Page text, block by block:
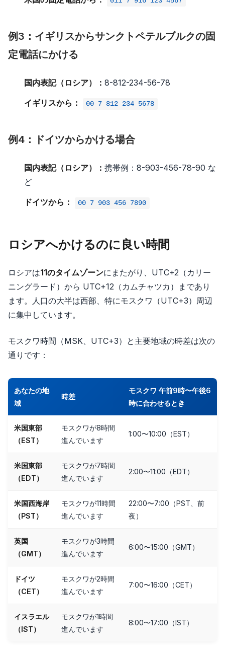
例3：イギリスからサンクトペテルブルクの固
定電話にかける
国内表記（ロシア）： 8-812-234-56-78
イギリスから：
00 7 812 234 5678
例4：ドイツからかける場合
国内表記（ロシア）： 携帯例：8-903-456-78-90 な
ど
ドイツから：
00 7 903 456 7890
ロシアへかけるのに良い時間
ロシアは11のタイムゾーンにまたがり、UTC+2（カリー
ニングラード）から UTC+12（カムチャツカ）まであり
ます。人口の大半は西部、特にモスクワ（UTC+3）周辺
に集中しています。
モスクワ時間（MSK、UTC+3）と主要地域の時差は次の
通りです：
あなたの地
域
時差
モスクワ 午前9時〜午後6
時に合わせるとき
米国東部
（EST）
モスクワが8時間
進んでいます
1:00〜10:00（EST）
米国東部
（EDT）
モスクワが7時間
進んでいます
2:00〜11:00（EDT）
米国西海岸
（PST）
モスクワが11時間
進んでいます
22:00〜7:00（PST、前
夜）
英国
（GMT）
モスクワが3時間
進んでいます
6:00〜15:00（GMT）
ドイツ
（CET）
モスクワが2時間
進んでいます
7:00〜16:00（CET）
イスラエル
（IST）
モスクワが1時間
進んでいます
8:00〜17:00（IST）